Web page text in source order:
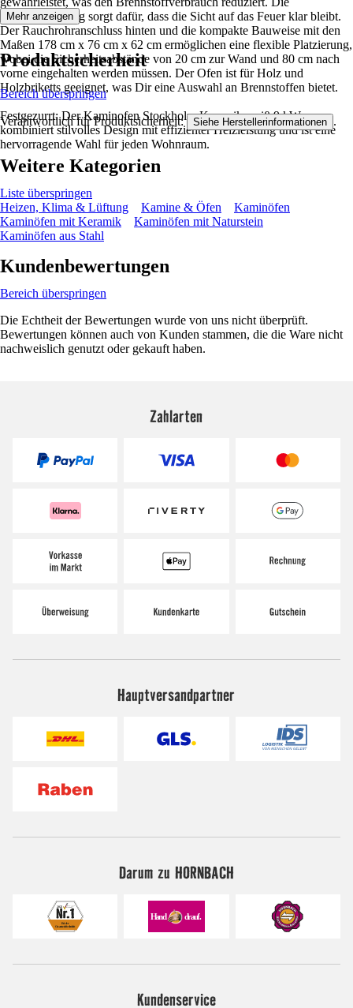
Scheibenspülung sorgt dafür, dass die Sicht auf das Feuer klar bleibt.
Der Rauchrohranschluss hinten und die kompakte Bauweise mit den
Maßen 178 cm x 76 cm x 62 cm ermöglichen eine flexible Platzierung,
wobei die Sicherheitsabstände von 20 cm zur Wand und 80 cm nach
vorne eingehalten werden müssen. Der Ofen ist für Holz und
Holzbriketts geeignet, was Dir eine Auswahl an Brennstoffen bietet.
Festgezurrt: Der Kaminofen Stockholm Keramik weiß 9 kW
kombiniert stilvolles Design mit effizienter Heizleistung und ist eine
hervorragende Wahl für jeden Wohnraum.
Mehr anzeigen
Produktsicherheit
Bereich überspringen
Verantwortlich für Produktsicherheit: Siehe Herstellerinformationen .
Weitere Kategorien
Liste überspringen
Heizen, Klima & Lüftung
Kamine & Öfen
Kaminöfen
Kaminöfen mit Keramik
Kaminöfen mit Naturstein
Kaminöfen aus Stahl
Kundenbewertungen
Bereich überspringen
Die Echtheit der Bewertungen wurde von uns nicht überprüft.
Bewertungen können auch von Kunden stammen, die die Ware nicht
nachweislich genutzt oder gekauft haben.
Zahlarten
Hauptversandpartner
Darum zu HORNBACH
Kundenservice